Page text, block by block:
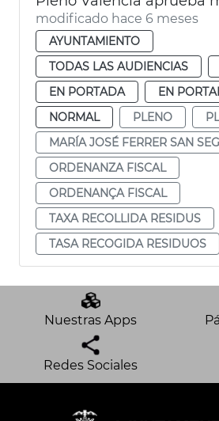
modificado hace 6 meses
AYUNTAMIENTO
TODAS LAS AUDIENCIAS
EN PORTADA
EN
NORMAL
PLENO
MARÍA JOSÉ FERRER SAN
ORDENANZA FISCAL
ORDENANÇA FISCAL
TAXA RECOLLIDA RESIDUS
TASA RECOGIDA RESIDUOS
Nuestras Apps
Redes Sociales